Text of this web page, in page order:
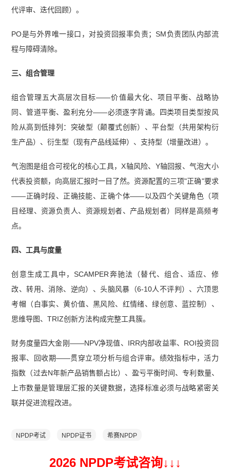
代评审、迭代回顾）。
PO是与外界唯一接口，对投资回报率负责；SM负责团队内部流
程与障碍清除。
三、组合管理
组合管理五大高层次目标——价值最大化、项目平衡、战略协
同、管道平衡、盈利充分——必须逐字背诵。四类项目类型按风
险从高到低排列：突破型（颠覆式创新）、平台型（共用架构衍
生产品）、衍生型（现有产品线延伸）、支持型（增量改进）。
气泡图是组合可视化的核心工具，X轴风险、Y轴回报、气泡大小
代表投资额，向高层汇报时一目了然。资源配置的三项"正确"要求
——正确时段、正确技能、正确个体——以及四个关键角色（项
目经理、资源负责人、资源规划者、产品规划者）同样是高频考
点。
四、工具与度量
创意生成工具中，SCAMPER奔驰法（替代、组合、适应、修
改、转用、消除、逆向）、头脑风暴（6-10人不评判）、六顶思
考帽（白事实、黄价值、黑风险、红情绪、绿创意、蓝控制）、
思维导图、TRIZ创新方法构成完整工具簇。
财务度量四大金刚——NPV净现值、IRR内部收益率、ROI投资回
报率、回收期——贯穿立项分析与组合评审。绩效指标中，活力
指数（过去N年新产品销售额占比）、盈亏平衡时间、专利数量、
上市数量是管理层汇报的关键数据，选择标准必须与战略紧密关
联并促进流程改进。
NPDP考试 NPDP证书 希赛NPDP
2026 NPDP考试咨询↓ ↓ ↓